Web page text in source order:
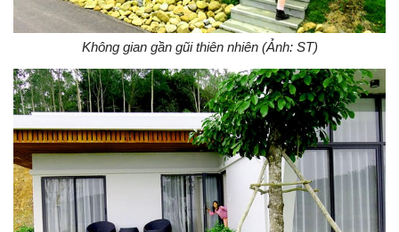
Không gian gần gũi thiên nhiên (Ảnh: ST)